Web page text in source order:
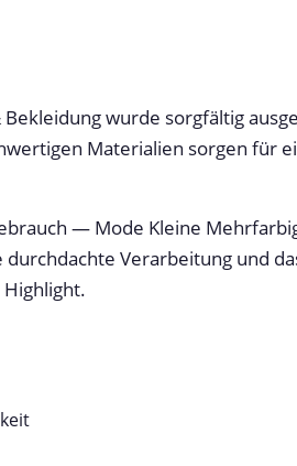
wurde sorgfältig
Materialien sorgen für
— Mode Kleine
Verarbeitung und